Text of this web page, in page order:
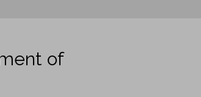
of